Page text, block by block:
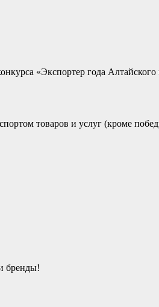
«Экспортер года
товаров и услуг (кроме
бренды!